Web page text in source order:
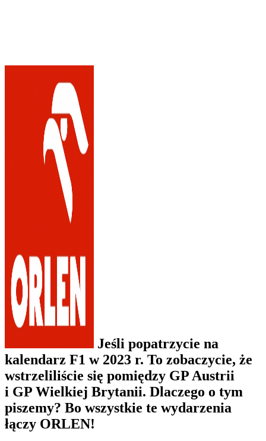
Jeśli popatrzycie na
kalendarz F1 w 2023 r. To zobaczycie, że
wstrzeliliście się pomiędzy GP Austrii
i GP Wielkiej Brytanii. Dlaczego o tym
piszemy? Bo wszystkie te wydarzenia
łączy ORLEN!